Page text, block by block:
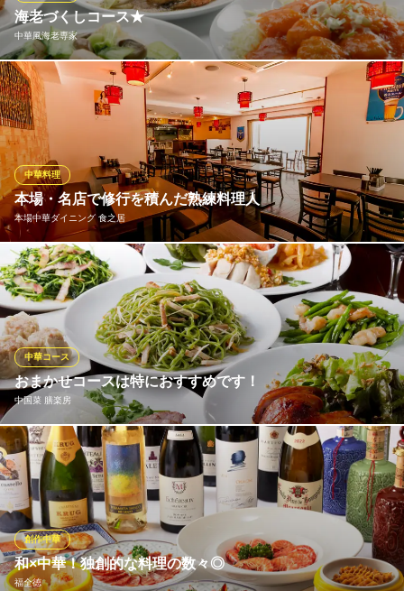
海老づくしコース★
中華風海老専家
海老をふんだんに使ったコースをご用意！！ 揚げ・蒸し・炒め な
ど、様々な調理方法で最高級の海老料理をご堪能いただけます。
『海老づくしコース』は11品の海老料理とデザートが付いて3000
円(税込)！
※こちらは夜のみのこだわりです。
中華風海老専家
50種類の海老料理
ＪＲ総武線飯田橋駅東口 徒歩6分
東京都新宿区津久戸町4-7 OSビル1F
本場・名店で修行を積んだ熟練料理人
本場中華ダイニング 食之居
中華料理
食之居が誇る熟練料理人！
本場中華ダイニング 食之居
本格中華×隠れ家居酒屋
地下鉄東西線神楽坂駅1番出口 徒歩6分
東京都新宿区西五軒町6-1
おまかせコースは特におすすめです！
中国菜 膳楽房
中華コース
ご予算に応じておまかせコースも組ませていただきます！何より
その時に一番のおすすめのものをコースに組み込みますので、毎
回違ったお料理が楽しめます。もしご希望のお料理がございまし
たらそちらもコースに組み込むことも可能です。また、単品で注
文するよりもリーズナブルになります！予約時にお気軽にご相談
ください。
和×中華！独創的な料理の数々◎
福全徳
創作中華